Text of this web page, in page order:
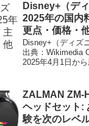
Disney+（デ
2025年の国内
更点・価格・
Disney+（ディズ
出典：Wikimedia
2025年4月1日か
11,400円、プレミ
ZALMAN ZM-
ヘッドセット:
験を次のレベ